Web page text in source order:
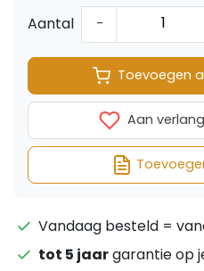
Aantal -
Toevoegen
Aan
Vandaag besteld =
tot 5 jaargarantie op